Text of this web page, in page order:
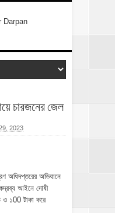
চারজনের জেল
2023
অধিদপ্তরের অভিযানে
আইনে দোষী
ও ১00 টাকা করে